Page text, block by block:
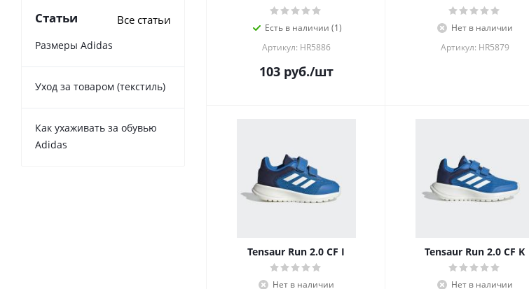
Есть в наличии (1)
Артикул: HR5886
103руб./шт
Нет в наличии
Артикул: HR5879
Tensaur Run 2.0 CF I
Нет в наличии
Tensaur Run 2.0 CF K
Нет в наличии
Статьи Все статьи
Размеры Adidas
Уход за товаром (текстиль)
Как ухаживать за обувью
Adidas